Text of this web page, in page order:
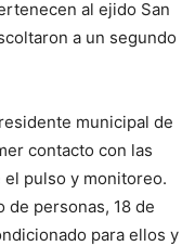
al ejido San
a un segundo
municipal de
contacto con las
pulso y monitoreo.
de personas, 18 de
para ellos y